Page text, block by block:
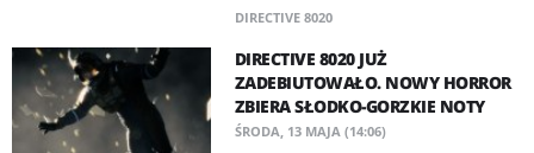
DIRECTIVE 8020
DIRECTIVE 8020 JUŻ
ZADEBIUTOWAŁO. NOWY HORROR
ZBIERA SŁODKO-GORZKIE NOTY
ŚRODA, 13 MAJA (14:06)